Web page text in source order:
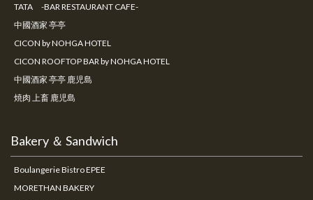
TATA -BAR RESTAURANT CAFE-
中國酒家 亭亭
CICON by NOHGA HOTEL
CICON ROOFTOP BAR by NOHGA HOTEL
中國酒家 亭亭 鹿児島
焼肉 上畜 鹿児島
Bakery ＆ Sandwich
Boulangerie Bistro EPEE
MORETHAN BAKERY